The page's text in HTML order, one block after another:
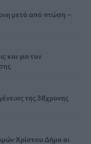
μετά από πτώση –
και για τον
της 38χρονης
Χρίστου Δήμα οι